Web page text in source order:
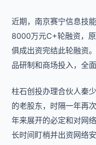
近期，南京赛宁信息技
8000万元C+轮融资，原
俱成出资完结此轮融资
品研制和商场投入，全
柱石创投办理合伙人秦
的老股东，时隔一年再
年来展开的必定和对网
长时间盯梢并出资网络